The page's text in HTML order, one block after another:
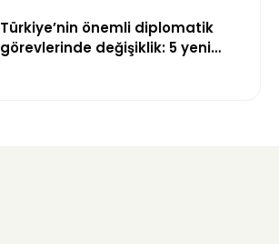
Türkiye’nin önemli diplomatik
görevlerinde değişiklik: 5 yeni